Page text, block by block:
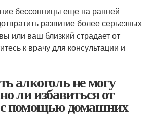
бессонницы еще на ранней
развитие более серьезных
или ваш близкий страдает от
к врачу для консультации и
алкоголь не могу
ли избавиться от
помощью домашних